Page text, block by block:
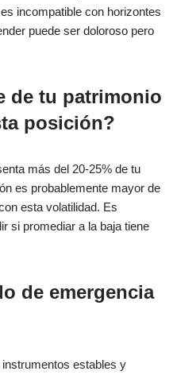
incompatible con horizontes
puede ser doloroso pero
de tu patrimonio
posición?
más del 20-25% de tu
es probablemente mayor de
esta volatilidad. Es
si promediar a la baja tiene
de emergencia
estables y